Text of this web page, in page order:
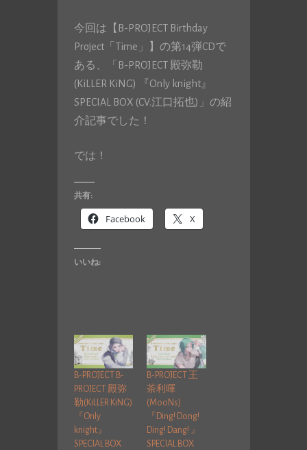
今回は【B-PROJECT Birthday
Project「Time」】の第14弾CDで
ある、「B-PROJECT 殿弥勒
(KiLLER KiNG) 『Only knight』
SPECIAL BOX (CV.江口拓也)」の紹
介記事でした！
では！
共有:
Facebook X
いいね:
B-PROJECT B-
PROJECT 殿弥
勒(KiLLER KiNG)
『Only
knight』
SPECIAL BOX
B-PROJECT 王
茶利暉
(MooNs)
『Ding! Dong!
Ding! Dang! 』
SPECIAL BOX